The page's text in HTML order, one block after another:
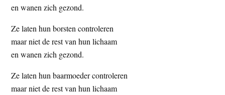
en wanen zich gezond.
Ze laten hun borsten controleren
maar niet de rest van hun lichaam
en wanen zich gezond.
Ze laten hun baarmoeder controleren
maar niet de rest van hun lichaam